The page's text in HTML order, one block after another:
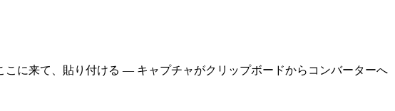
に来て、貼り付ける — キャプチャがクリップボードからコンバーターへ